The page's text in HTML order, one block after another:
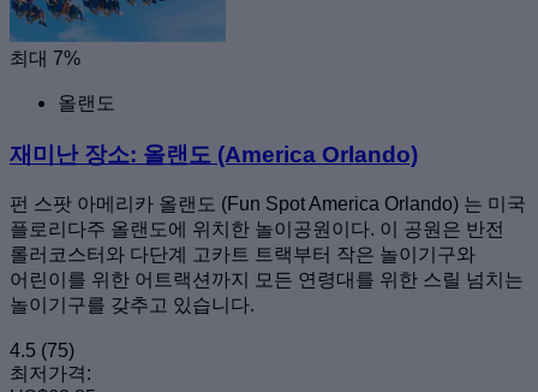
최대 7%
올랜도
재미난 장소: 올랜도 (America Orlando)
펀 스팟 아메리카 올랜도 (Fun Spot America Orlando) 는 미국
플로리다주 올랜도에 위치한 놀이공원이다. 이 공원은 반전
롤러코스터와 다단계 고카트 트랙부터 작은 놀이기구와
어린이를 위한 어트랙션까지 모든 연령대를 위한 스릴 넘치는
놀이기구를 갖추고 있습니다.
4.5 (75)
최저가격: